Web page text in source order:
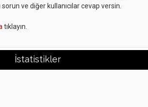
ve diğer kullanıcılar cevap versin.
tıklayın.
İstatistikler